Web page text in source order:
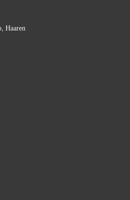
Haaren